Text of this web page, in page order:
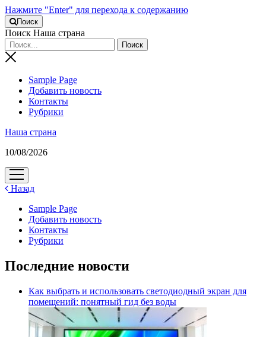
Нажмите "Enter" для перехода к содержанию
Поиск
Поиск Наша страна
Sample Page
Добавить новость
Контакты
Рубрики
Наша страна
10/08/2026
открыть
меню
Назад
Sample Page
Добавить новость
Контакты
Рубрики
Последние новости
Как выбрать и использовать светодиодный экран для
помещений: понятный гид без воды